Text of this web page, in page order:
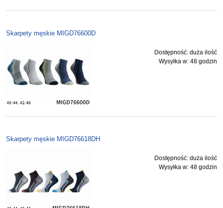
Skarpety męskie MIGD76600D
Dostępność: duża ilość
Wysyłka w: 48 godzin
Skarpety męskie MIGD76618DH
Dostępność: duża ilość
Wysyłka w: 48 godzin